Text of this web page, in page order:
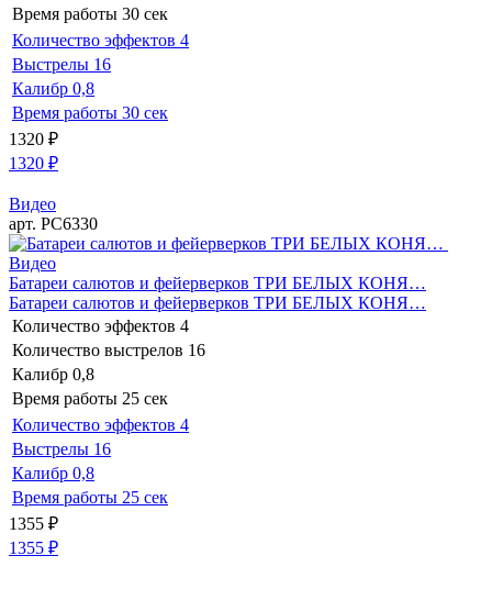
Время работы 30 сек
Количество эффектов 4
Выстрелы 16
Калибр 0,8
Время работы 30 сек
1320 ₽
1320 ₽
Видео
арт. РС6330
Видео
Батареи салютов и фейерверков ТРИ БЕЛЫХ КОНЯ…
Батареи салютов и фейерверков ТРИ БЕЛЫХ КОНЯ…
Количество эффектов 4
Количество выстрелов 16
Калибр 0,8
Время работы 25 сек
Количество эффектов 4
Выстрелы 16
Калибр 0,8
Время работы 25 сек
1355 ₽
1355 ₽